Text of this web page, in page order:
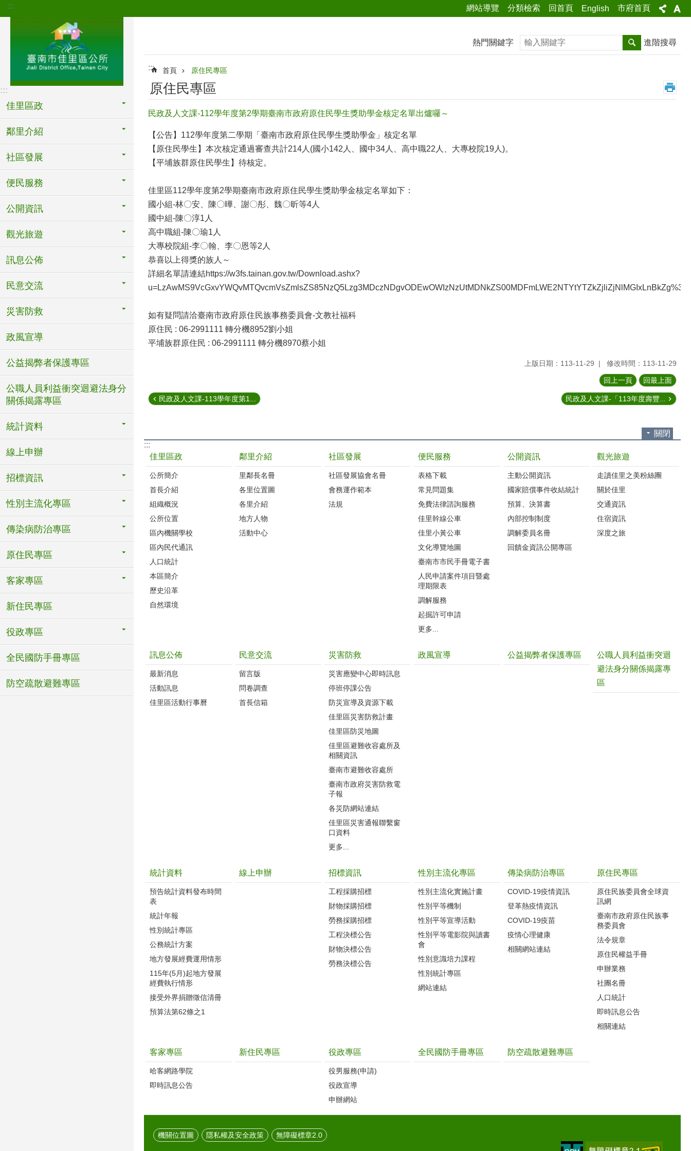
跳到主要內容區塊
::: 網站導覽 分類檢索 回首頁 English 市府首頁
:::
佳里區政
鄰里介紹
社區發展
便民服務
公開資訊
觀光旅遊
訊息公佈
民意交流
災害防救
政風宣導
公益揭弊者保護專區
公職人員利益衝突迴避法身分
關係揭露專區
統計資料
線上申辦
招標資訊
性別主流化專區
傳染病防治專區
原住民專區
客家專區
新住民專區
役政專區
全民國防手冊專區
防空疏散避難專區
熱門關鍵字 搜尋 進階搜尋
::: 首頁 原住民專區
原住民專區
民政及人文課-112學年度第2學期臺南市政府原住民學生獎助學金核定名單出爐囉～
【公告】112學年度第二學期「臺南市政府原住民學生獎助學金」核定名單
【原住民學生】本次核定通過審查共計214人(國小142人、國中34人、高中職22人、大專校院19人)。
【平埔族群原住民學生】待核定。
佳里區112學年度第2學期臺南市政府原住民學生獎助學金核定名單如下：
國小組-林〇安、陳〇曄、謝〇彤、魏〇昕等4人
國中組-陳〇淳1人
高中職組-陳〇瑜1人
大專校院組-李〇翰、李〇恩等2人
恭喜以上得獎的族人～
詳細名單請連結https://w3fs.tainan.gov.tw/Download.ashx?
如有疑問請洽臺南市政府原住民族事務委員會-文教社福科
原住民 : 06-2991111 轉分機8952劉小姐
平埔族群原住民 : 06-2991111 轉分機8970蔡小姐
上版日期：113-11-29 修改時間：113-11-29
回上一頁 回最上面
民政及人文課-113學年度第1... 民政及人文課-「113年度壽豐...
關閉
:::
佳里區政
公所簡介
首長介紹
組織概況
公所位置
區內機關學校
區內民代通訊
人口統計
本區簡介
歷史沿革
自然環境
鄰里介紹
里鄰長名冊
各里位置圖
各里介紹
地方人物
活動中心
社區發展
社區發展協會名冊
會務運作範本
法規
便民服務
表格下載
常見問題集
免費法律諮詢服務
佳里幹線公車
佳里小黃公車
文化導覽地圖
臺南市市民手冊電子書
人民申請案件項目暨處
理期限表
調解服務
起掘許可申請
更多...
公開資訊
主動公開資訊
國家賠償事件收結統計
預算、決算書
內部控制制度
調解委員名冊
回饋金資訊公開專區
觀光旅遊
走讀佳里之美粉絲團
關於佳里
交通資訊
住宿資訊
深度之旅
訊息公佈
最新消息
活動訊息
佳里區活動行事曆
民意交流
留言版
問卷調查
首長信箱
災害防救
災害應變中心即時訊息
停班停課公告
防災宣導及資源下載
佳里區災害防救計畫
佳里區防災地圖
佳里區避難收容處所及
相關資訊
臺南市避難收容處所
臺南市政府災害防救電
子報
各災防網站連結
佳里區災害通報聯繫窗
口資料
更多...
政風宣導 公益揭弊者保護專區
公職人員利益衝突迴
避法身分關係揭露專
區
統計資料
預告統計資料發布時間
表
統計年報
性別統計專區
公務統計方案
地方發展經費運用情形
115年(5月)起地方發展
經費執行情形
接受外界捐贈徵信清冊
預算法第62條之1
線上申辦 招標資訊
工程採購招標
財物採購招標
勞務採購招標
工程決標公告
財物決標公告
勞務決標公告
性別主流化專區
性別主流化實施計畫
性別平等機制
性別平等宣導活動
性別平等電影院與讀書
會
性別意識培力課程
性別統計專區
網站連結
傳染病防治專區
COVID-19疫情資訊
登革熱疫情資訊
COVID-19疫苗
疫情心理健康
相關網站連結
原住民專區
原住民族委員會全球資
訊網
臺南市政府原住民族事
務委員會
法令規章
原住民權益手冊
申辦業務
社團名冊
人口統計
即時訊息公告
相關連結
客家專區
哈客網路學院
即時訊息公告
新住民專區 役政專區
役男服務(申請)
役政宣導
申辦網站
全民國防手冊專區 防空疏散避難專區
機關位置圖 隱私權及安全政策 無障礙標章2.0